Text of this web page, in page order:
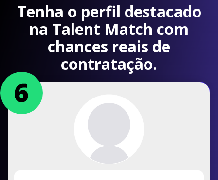
Tenha o perfil destacado
na Talent Match com
chances reais de
contratação.